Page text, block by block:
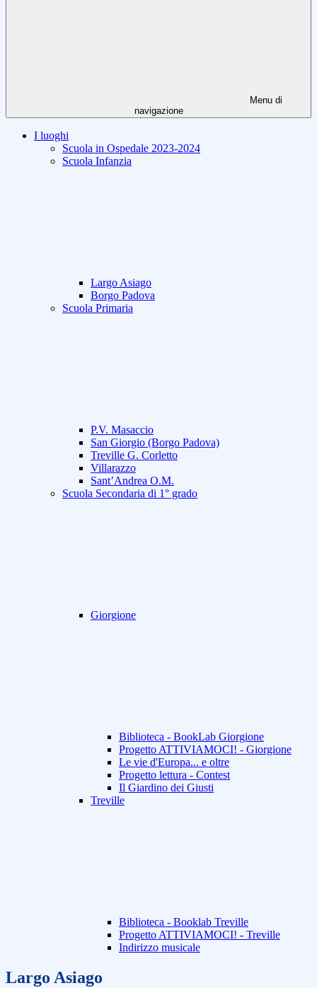
Menu di
navigazione
I luoghi
Scuola in Ospedale 2023-2024
Scuola Infanzia
Largo Asiago
Borgo Padova
Scuola Primaria
P.V. Masaccio
San Giorgio (Borgo Padova)
Treville G. Corletto
Villarazzo
Sant’Andrea O.M.
Scuola Secondaria di 1° grado
Giorgione
Biblioteca - BookLab Giorgione
Progetto ATTIVIAMOCI! - Giorgione
Le vie d'Europa... e oltre
Progetto lettura - Contest
Il Giardino dei Giusti
Treville
Biblioteca - Booklab Treville
Progetto ATTIVIAMOCI! - Treville
Indirizzo musicale
Largo Asiago